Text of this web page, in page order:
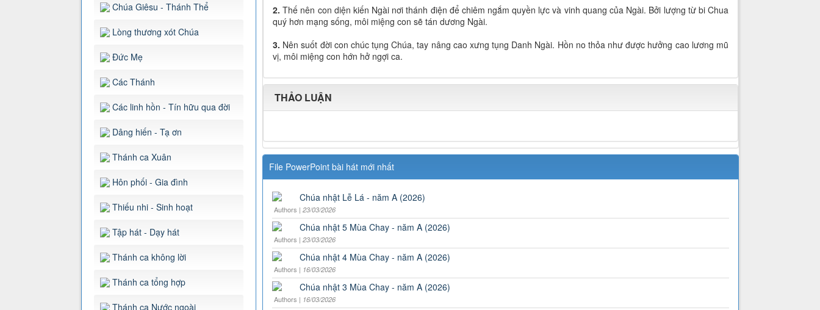
Chúa Giêsu - Thánh Thể
Lòng thương xót Chúa
Đức Mẹ
Các Thánh
Các linh hồn - Tín hữu qua đời
Dâng hiến - Tạ ơn
Thánh ca Xuân
Hôn phối - Gia đình
Thiếu nhi - Sinh hoạt
Tập hát - Dạy hát
Thánh ca không lời
Thánh ca tổng hợp
Thánh ca Nước ngoài
2. Thế nên con diện kiến Ngài nơi thánh điện để chiêm ngắm quyền lực và vinh quang của Ngài. Bởi lượng từ bi Chua
quý hơn mạng sống, môi miệng con sẽ tán dương Ngài.
3. Nên suốt đời con chúc tụng Chúa, tay nâng cao xưng tụng Danh Ngài. Hồn no thỏa như được hưởng cao lương mũ
vị, môi miệng con hớn hở ngợi ca.
THẢO LUẬN
File PowerPoint bài hát mới nhất
Chúa nhật Lễ Lá - năm A (2026)
Authors | 23/03/2026
Chúa nhật 5 Mùa Chay - năm A (2026)
Authors | 23/03/2026
Chúa nhật 4 Mùa Chay - năm A (2026)
Authors | 16/03/2026
Chúa nhật 3 Mùa Chay - năm A (2026)
Authors | 16/03/2026